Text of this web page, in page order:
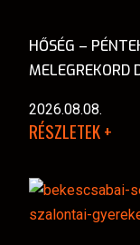
HŐSÉG –
MELEGREKORD
2026.08.08.
RÉSZLETEK +